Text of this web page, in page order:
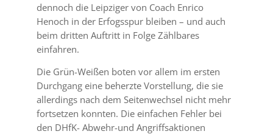
dennoch die Leipziger von Coach Enrico
Henoch in der Erfogsspur bleiben – und auch
beim dritten Auftritt in Folge Zählbares
einfahren.
Die Grün-Weißen boten vor allem im ersten
Durchgang eine beherzte Vorstellung, die sie
allerdings nach dem Seitenwechsel nicht mehr
fortsetzen konnten. Die einfachen Fehler bei
den DHfK- Abwehr-und Angriffsaktionen